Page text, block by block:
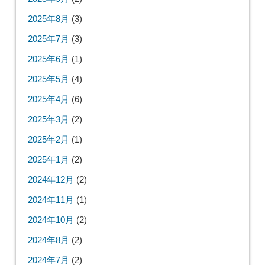
2025年8月 (3)
2025年7月 (3)
2025年6月 (1)
2025年5月 (4)
2025年4月 (6)
2025年3月 (2)
2025年2月 (1)
2025年1月 (2)
2024年12月 (2)
2024年11月 (1)
2024年10月 (2)
2024年8月 (2)
2024年7月 (2)